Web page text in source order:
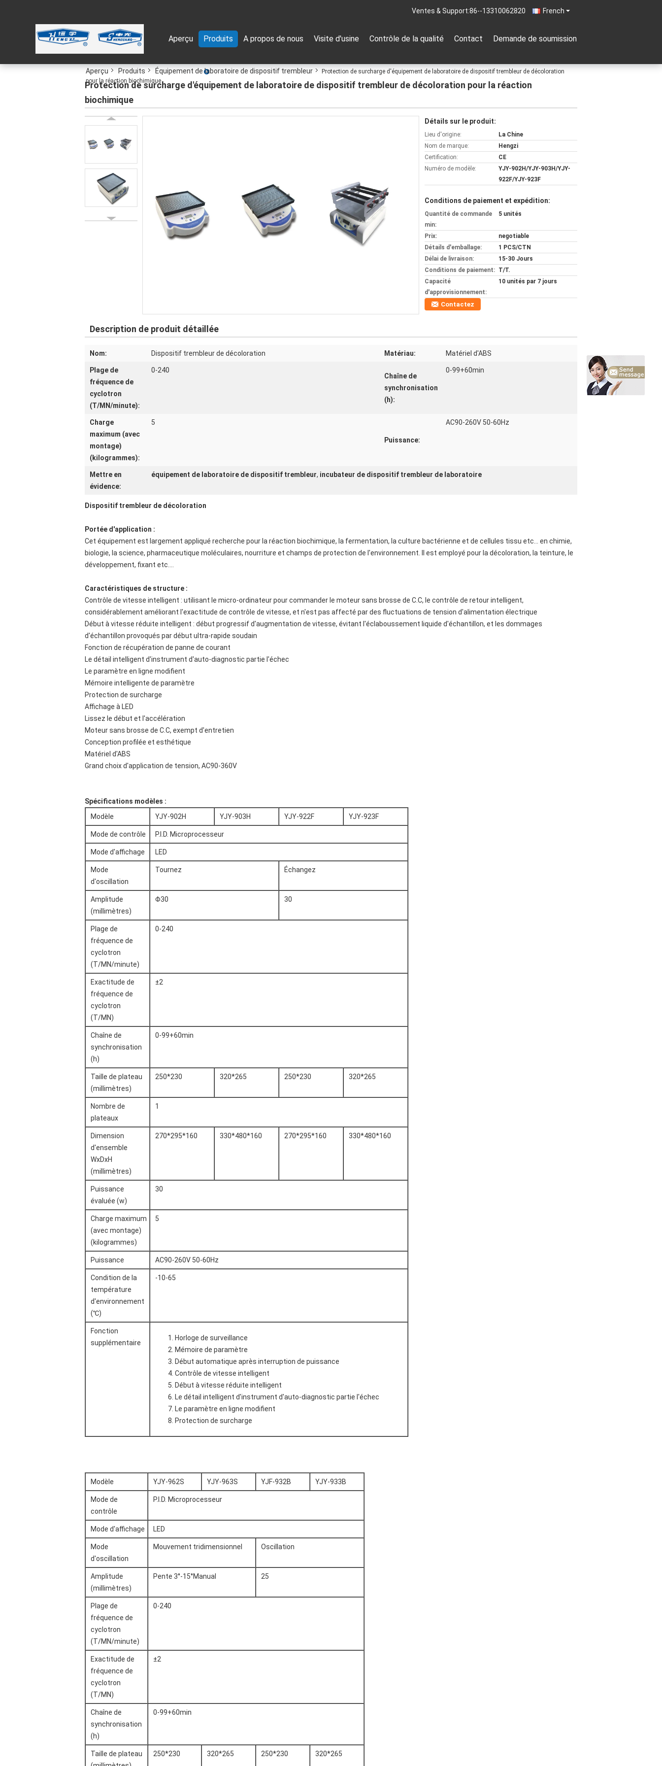
French
Ventes & Support:86--13310062820
Aperçu Produits A propos de nous Visite d'usine Contrôle de la qualité Contact Demande de soumission
Aperçu Produits Équipement de laboratoire de dispositif trembleur
Protection de surcharge d'équipement de laboratoire de dispositif trembleur de décoloration
pour la réaction biochimique
Protection de surcharge d'équipement de laboratoire de dispositif trembleur de décoloration pour la réaction
biochimique
Détails sur le produit:
Lieu d'origine:
La Chine
Nom de marque:
Hengzi
Certification:
CE
Numéro de modèle:
YJY-902H/YJY-903H/YJY-
922F/YJY-923F
Conditions de paiement et expédition:
Quantité de commande
min:
5 unités
Prix:
negotiable
Détails d'emballage:
1 PCS/CTN
Délai de livraison:
15-30 Jours
Conditions de paiement: T/T.
Capacité
d'approvisionnement:
10 unités par 7 jours
Contactez
Description de produit détaillée
Nom: Dispositif trembleur de décoloration Matériau: Matériel d'ABS
Plage de
fréquence de
cyclotron
(T/MN/minute):
0-240
Chaîne de
synchronisation
(h):
0-99+60min
Charge
maximum (avec
montage)
(kilogrammes):
5
Puissance:
AC90-260V 50-60Hz
Mettre en
évidence:
équipement de laboratoire de dispositif trembleur, incubateur de dispositif trembleur de laboratoire
Dispositif trembleur de décoloration
Portée d'application :
Cet équipement est largement appliqué recherche pour la réaction biochimique, la fermentation, la culture bactérienne et de cellules tissu etc… en chimie,
biologie, la science, pharmaceutique moléculaires, nourriture et champs de protection de l'environnement. Il est employé pour la décoloration, la teinture, le
développement, fixant etc….
Caractéristiques de structure :
Contrôle de vitesse intelligent : utilisant le micro-ordinateur pour commander le moteur sans brosse de C.C, le contrôle de retour intelligent,
considérablement améliorant l'exactitude de contrôle de vitesse, et n'est pas affecté par des fluctuations de tension d'alimentation électrique
Début à vitesse réduite intelligent : début progressif d'augmentation de vitesse, évitant l'éclaboussement liquide d'échantillon, et les dommages
d'échantillon provoqués par début ultra-rapide soudain
Fonction de récupération de panne de courant
Le détail intelligent d'instrument d'auto-diagnostic partie l'échec
Le paramètre en ligne modifient
Mémoire intelligente de paramètre
Protection de surcharge
Affichage à LED
Lissez le début et l'accélération
Moteur sans brosse de C.C, exempt d'entretien
Conception profilée et esthétique
Matériel d'ABS
Grand choix d'application de tension, AC90-360V
Spécifications modèles :
Modèle
YJY-902H YJY-903H YJY-922F YJY-923F
Mode de contrôle P.I.D. Microprocesseur
Mode d'affichage LED
Mode
d'oscillation
Tournez Échangez
Amplitude
(millimètres)
Φ30 30
Plage de
fréquence de
cyclotron
(T/MN/minute)
0-240
Exactitude de
fréquence de
cyclotron
(T/MN)
±2
Chaîne de
synchronisation
(h)
0-99+60min
Taille de plateau
(millimètres)
250*230 320*265 250*230 320*265
Nombre de
plateaux
1
Dimension
d'ensemble
WxDxH
(millimètres)
270*295*160 330*480*160 270*295*160 330*480*160
Puissance
évaluée (w)
30
Charge maximum
(avec montage)
(kilogrammes)
5
Puissance AC90-260V 50-60Hz
Condition de la
température
d'environnement
(℃)
-10-65
Fonction
supplémentaire
Horloge de surveillance
Mémoire de paramètre
Début automatique après interruption de puissance
Contrôle de vitesse intelligent
Début à vitesse réduite intelligent
Le détail intelligent d'instrument d'auto-diagnostic partie l'échec
Le paramètre en ligne modifient
Protection de surcharge
Modèle YJY-962S YJY-963S YJF-932B YJY-933B
Mode de
contrôle
P.I.D. Microprocesseur
Mode d'affichage LED
Mode
d'oscillation
Mouvement tridimensionnel Oscillation
Amplitude
(millimètres)
Pente 3°-15°Manual 25
Plage de
fréquence de
cyclotron
(T/MN/minute)
0-240
Exactitude de
fréquence de
cyclotron
(T/MN)
±2
Chaîne de
synchronisation
(h)
0-99+60min
Taille de plateau
250*230 320*265 250*230 320*265